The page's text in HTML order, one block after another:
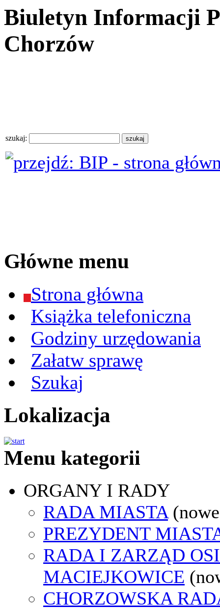
Biuletyn Informacji
Chorzów
szukaj:
Główne menu
Strona główna
Książka telefoniczna
Godziny urzędowania
Załatw sprawę
Szukaj
Lokalizacja
Menu kategorii
ORGANY I RADY
RADA MIASTA
PREZYDENT
RADA I ZARZĄD
MACIEJKOWICE
CHORZOWSKA